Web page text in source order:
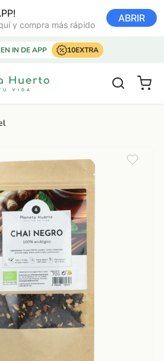
y compra más rápido
ABRIR
IN DE APP 10EXTRA
Carrito